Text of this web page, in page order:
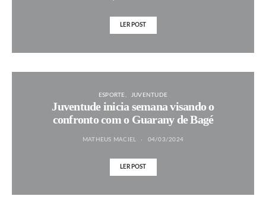
LER POST
ESPORTE JUVENTUDE
Juventude inicia semana visando o
confronto com o Guarany de Bagé
MATHEUS MACIEL 04/03/2024
LER POST